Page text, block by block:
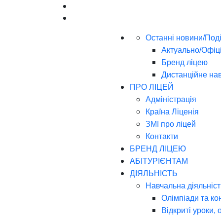
Останні новини/
Актуально/
Бренд ліцею
Дистанційне
ПРО ЛІЦЕЙ
Адміністрація
Країна Ліценія
ЗМІ про ліцей
Контакти
БРЕНД ЛІЦЕЮ
АБІТУРІЄНТАМ
ДІЯЛЬНІСТЬ
Навчальна
Олімпіади та
Відкриті уроки,